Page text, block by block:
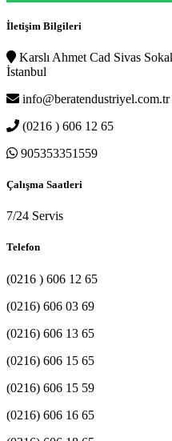
İletişim Bilgileri
Karslı Ahmet Cad Sivas
İstanbul
info@beratendustriyel.com.tr
(0216 ) 606 12 65
905353351559
Çalışma Saatleri
7/24 Servis
Telefon
(0216 ) 606 12 65
(0216) 606 03 69
(0216) 606 13 65
(0216) 606 15 65
(0216) 606 15 59
(0216) 606 16 65